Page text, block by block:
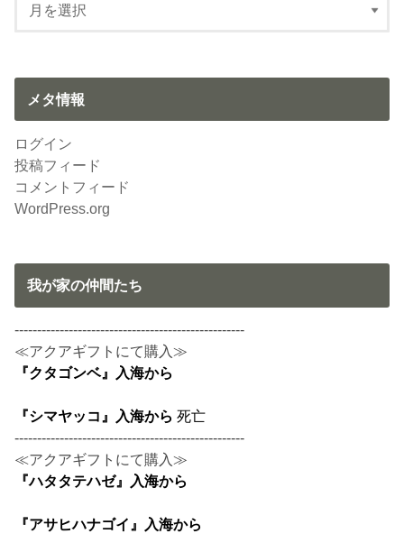
メタ情報
ログイン
投稿フィード
コメントフィード
WordPress.org
我が家の仲間たち
---------------------------------------------------
≪アクアギフトにて購入≫
『クタゴンベ』入海から
『シマヤッコ』入海から死亡
---------------------------------------------------
≪アクアギフトにて購入≫
『ハタタテハゼ』入海から
『アサヒハナゴイ』入海から